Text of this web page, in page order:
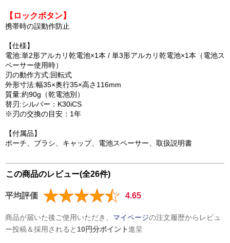
【ロックボタン】
携帯時の誤動作防止
【仕様】
電池:単2形アルカリ乾電池×1本 / 単3形アルカリ乾電池×1本（電池ス
ペーサー使用時）
刃の動作方式:回転式
外形寸法:幅35×奥行35×高さ116mm
質量:約90g（乾電池別）
替刃:シルバー：K30iCS
※刃の交換の目安：1年
【付属品】
ポーチ、ブラシ、キャップ、電池スペーサー、取扱説明書
この商品のレビュー(全26件)
平均評価 4.65
商品が届いた後ご使用いただき、 マイページの注文履歴からレビュ
ー投稿＆採用されると 10円分ポイント進呈